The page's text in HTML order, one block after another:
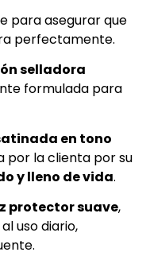
para asegurar que
perfectamente.
selladora
formulada para
en tono
por la clienta por su
y lleno de vida.
protector suave,
uso diario,